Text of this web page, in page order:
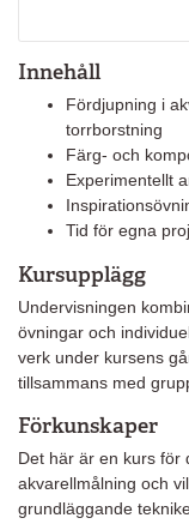
Innehåll
Fördjupning i
torrborstning
Färg- och
Experimentellt
Tid för egna
Kursupplägg
Undervisningen
övningar och
verk under kursens
tillsammans med
Förkunskaper
Det här är en kurs för
akvarellmålning och
grundläggande